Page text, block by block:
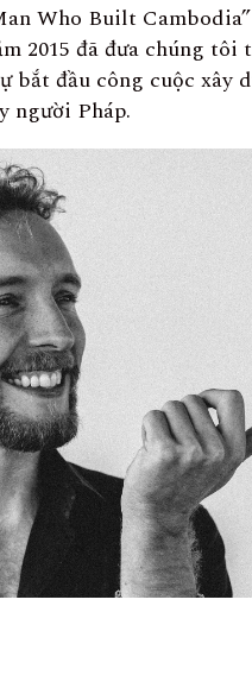
Who Built
2015 đã đưa chúng
bắt đầu công cuộc
người Pháp.